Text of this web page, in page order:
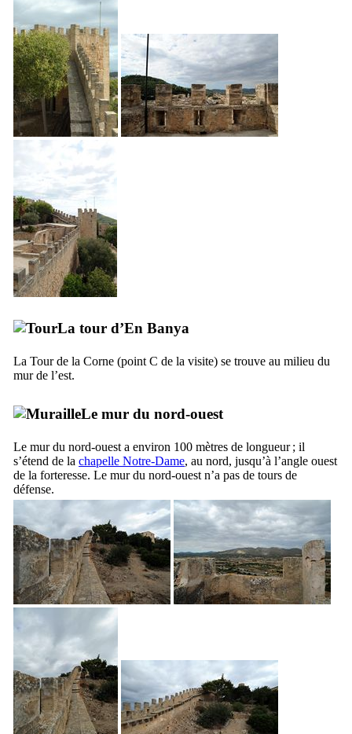
La tour d’En Banya
La Tour de la Corne (point C de la visite) se trouve au milieu du
mur de l’est.
Le mur du nord-ouest
Le mur du nord-ouest a environ 100 mètres de longueur ; il
s’étend de la chapelle Notre-Dame, au nord, jusqu’à l’angle ouest
de la forteresse. Le mur du nord-ouest n’a pas de tours de
défense.